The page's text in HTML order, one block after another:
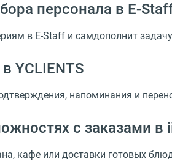
персонала в E-
в E-Staff и самдополнит
YCLIENTS
напоминания и
с заказами в
кафе или доставки готовых